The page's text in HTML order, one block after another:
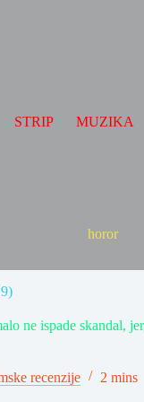
STRIP MUZIKA
horor
ne ispade skandal,
recenzije 2 mins